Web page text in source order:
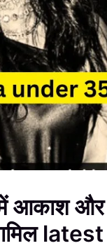
और
latest